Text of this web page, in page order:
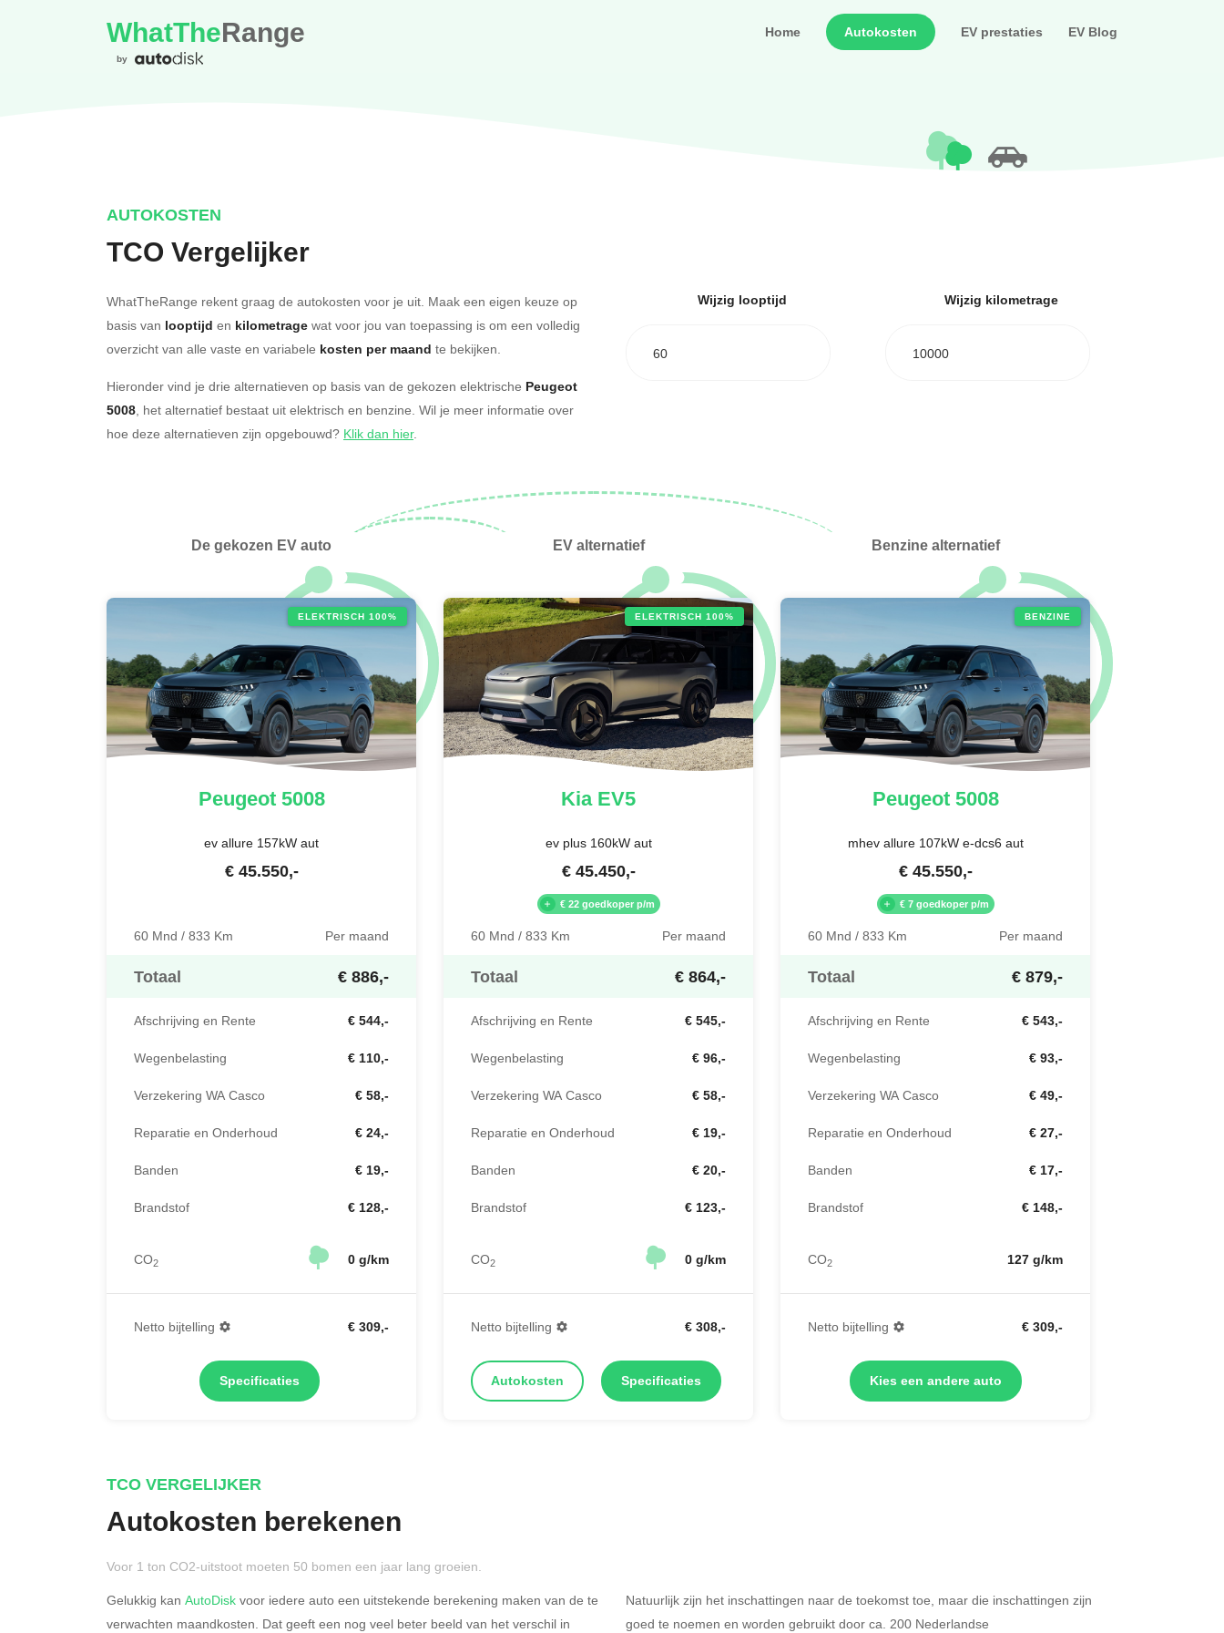
WhatTheRange
by
Home Autokosten EV prestaties EV Blog
AUTOKOSTEN
TCO Vergelijker
WhatTheRange rekent graag de autokosten voor je uit. Maak een eigen keuze op
basis van looptijd en kilometrage wat voor jou van toepassing is om een volledig
overzicht van alle vaste en variabele kosten per maand te bekijken.
Hieronder vind je drie alternatieven op basis van de gekozen elektrische Peugeot
5008, het alternatief bestaat uit elektrisch en benzine. Wil je meer informatie over
hoe deze alternatieven zijn opgebouwd? Klik dan hier.
Wijzig looptijd
60
Wijzig kilometrage
10000
De gekozen EV auto
ELEKTRISCH 100%
Peugeot5008
ev allure 157kW aut
€ 45.550,-
60 Mnd / 833 Km Per maand
Totaal € 886,-
Afschrijving en Rente € 544,-
Wegenbelasting € 110,-
Verzekering WA Casco € 58,-
Reparatie en Onderhoud € 24,-
Banden € 19,-
Brandstof € 128,-
CO2 0 g/km
Netto bijtelling € 309,-
Specificaties
EV alternatief
ELEKTRISCH 100%
KiaEV5
ev plus 160kW aut
€ 45.450,-
€ 22 goedkoper p/m
60 Mnd / 833 Km Per maand
Totaal € 864,-
Afschrijving en Rente € 545,-
Wegenbelasting € 96,-
Verzekering WA Casco € 58,-
Reparatie en Onderhoud € 19,-
Banden € 20,-
Brandstof € 123,-
CO2 0 g/km
Netto bijtelling € 308,-
Autokosten Specificaties
Benzine alternatief
BENZINE
Peugeot5008
mhev allure 107kW e-dcs6 aut
€ 45.550,-
€ 7 goedkoper p/m
60 Mnd / 833 Km Per maand
Totaal € 879,-
Afschrijving en Rente € 543,-
Wegenbelasting € 93,-
Verzekering WA Casco € 49,-
Reparatie en Onderhoud € 27,-
Banden € 17,-
Brandstof € 148,-
CO2 127 g/km
Netto bijtelling € 309,-
Kies een andere auto
Merken op basis van segment
TCO VERGELIJKER
Autokosten berekenen
Voor 1 ton CO2-uitstoot moeten 50 bomen een jaar lang groeien.
Gelukkig kan AutoDisk voor iedere auto een uitstekende berekening maken van de te
verwachten maandkosten. Dat geeft een nog veel beter beeld van het verschil in
Natuurlijk zijn het inschattingen naar de toekomst toe, maar die inschattingen zijn
goed te noemen en worden gebruikt door ca. 200 Nederlandse